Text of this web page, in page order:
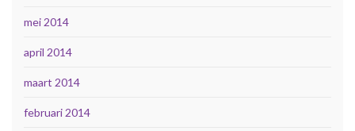
mei 2014
april 2014
maart 2014
februari 2014